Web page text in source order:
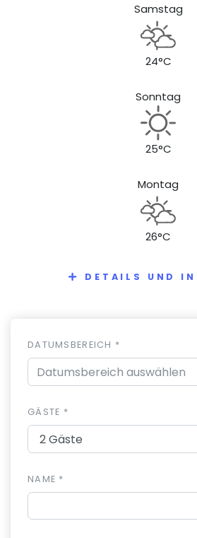
Samstag
24°C
Sonntag
25°C
Montag
26°C
DETAILS UND
DATUMSBEREICH *
GÄSTE *
NAME *